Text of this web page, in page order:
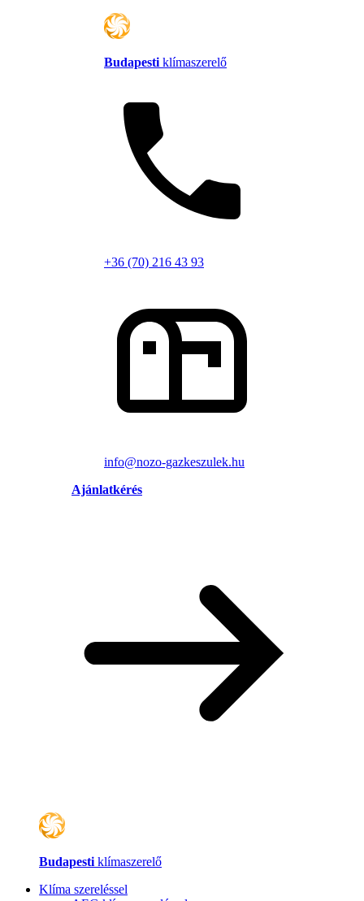
Budapesti klímaszerelő
+36 (70) 216 43 93
info@nozo-gazkeszulek.hu
Ajánlatkérés
Budapesti klímaszerelő
Klíma szereléssel